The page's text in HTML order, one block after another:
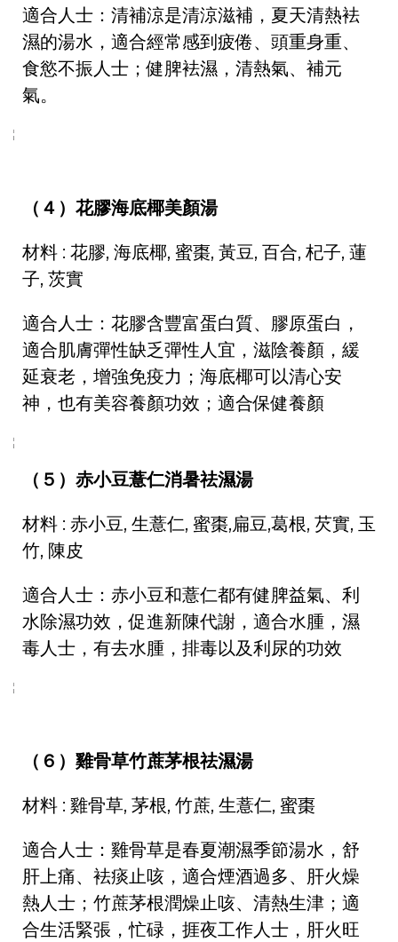
適合人士：清補涼是清涼滋補，夏天清熱袪
濕的湯水，適合經常感到疲倦、頭重身重、
食慾不振人士；健脾袪濕，清熱氣、補元
氣。
（４）花膠海底椰美顏湯
材料 : 花膠, 海底椰, 蜜棗, 黃豆, 百合, 杞子, 蓮
子, 茨實
適合人士：花膠含豐富蛋白質、膠原蛋白，
適合肌膚彈性缺乏彈性人宜，滋陰養顏，緩
延衰老，增強免疫力；海底椰可以清心安
神，也有美容養顏功效；適合保健養顏
（５）赤小豆薏仁消暑祛濕湯
材料 : 赤小豆, 生薏仁, 蜜棗,扁豆,葛根, 芡實, 玉
竹, 陳皮
適合人士：赤小豆和薏仁都有健脾益氣、利
水除濕功效，促進新陳代謝，適合水腫，濕
毒人士，有去水腫，排毒以及利尿的功效
（６）雞骨草竹蔗茅根祛濕湯
材料 : 雞骨草, 茅根, 竹蔗, 生薏仁, 蜜棗
適合人士：雞骨草是春夏潮濕季節湯水，舒
肝上痛、袪痰止咳，適合煙酒過多、肝火燥
熱人士；竹蔗茅根潤燥止咳、清熱生津；適
合生活緊張，忙碌，捱夜工作人士，肝火旺